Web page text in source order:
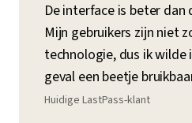
De interface is beter dan
Mijn gebruikers zijn niet
technologie, dus ik
geval een beetje
Huidige LastPass-klant